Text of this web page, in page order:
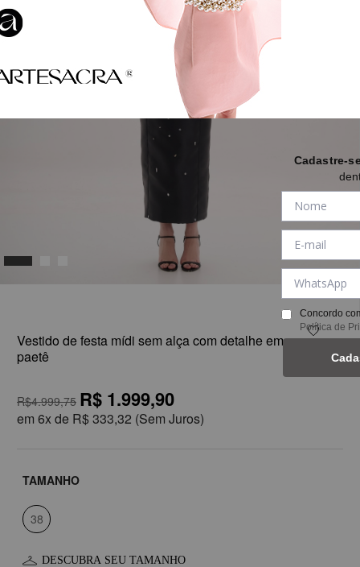
1
Vestido de festa mídi sem alça com detalhe em
paetê
R$4.999,75 R$ 1.999,90
em 6x de R$ 333,32 (Sem Juros)
TAMANHO
38
DESCUBRA SEU TAMANHO
Cadastre-
Concordo
Política de